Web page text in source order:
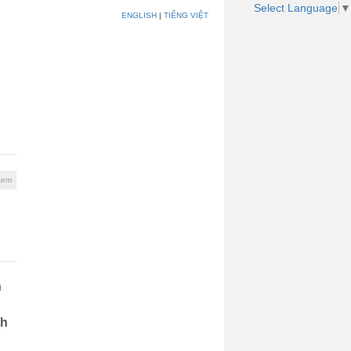
Select Language ▼
ENGLISH| TIẾNG VIỆT